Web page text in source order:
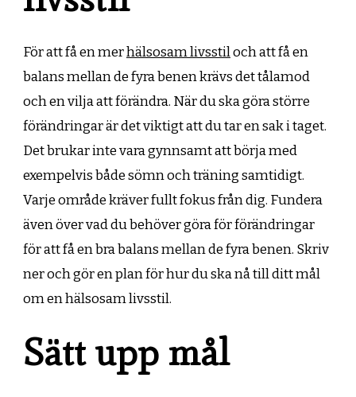
För att få en merhälsosam livsstiloch att få en
balans mellan de fyra benen krävs det tålamod
och en vilja att förändra. När du ska göra större
förändringar är det viktigt att du tar en sak i taget.
Det brukar inte vara gynnsamt att börja med
exempelvis både sömn och träning samtidigt.
Varje område kräver fullt fokus från dig. Fundera
även över vad du behöver göra för förändringar
för att få en bra balans mellan de fyra benen. Skriv
ner och gör en plan för hur du ska nå till ditt mål
om en hälsosam livsstil.
Sätt upp mål